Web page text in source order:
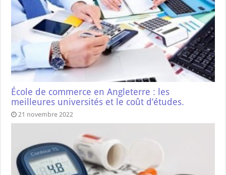
École de commerce en Angleterre : les
meilleures universités et le coût d’études.
21 novembre 2022